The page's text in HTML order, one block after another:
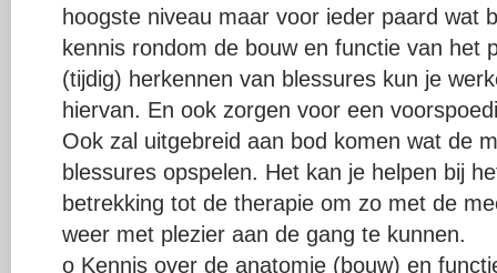
hoogste niveau maar voor ieder paard wat
kennis rondom de bouw en functie van het
(tijdig) herkennen van blessures kun je
hiervan. En ook zorgen voor een
Ook zal uitgebreid aan bod komen wat de
blessures opspelen. Het kan je helpen bij
betrekking tot de therapie om zo met de
weer met plezier aan de gang te kunnen.
o Kennis over de anatomie (bouw) en